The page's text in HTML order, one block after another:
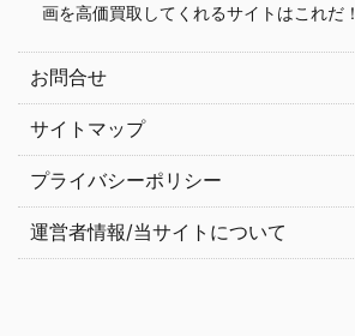
画を高価買取してくれるサイトはこれだ！
お問合せ
サイトマップ
プライバシーポリシー
運営者情報/当サイトについて